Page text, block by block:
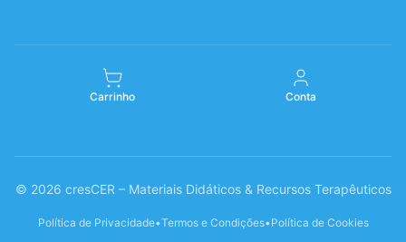
Carrinho Conta
© 2026 cresCER – Materiais Didáticos & Recursos Terapêuticos
Política de Privacidade•Termos e Condições•Política de Cookies